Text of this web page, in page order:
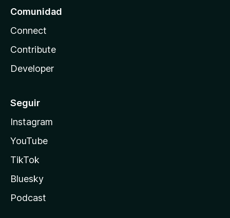
Comunidad
Connect
Contribute
Developer
Seguir
Instagram
YouTube
TikTok
Bluesky
Podcast